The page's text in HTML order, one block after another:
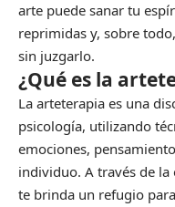
arte puede sanar tu
reprimidas y, sobre
sin juzgarlo.
¿Qué es la
La arteterapia es una
psicología, utilizando
emociones,
individuo. A través de
te brinda un refugio